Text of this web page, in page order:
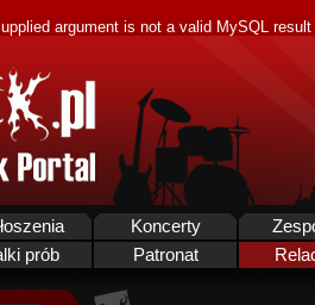
argument is not a valid MySQL
Koncerty
prób Patronat